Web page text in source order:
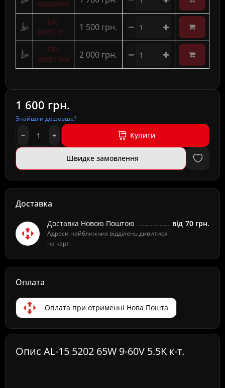
00000995
DR-
00001311
1 500 грн.
DR-
00001308
2 000 грн.
1 600 грн.
Знайшли дешевше?
Купити
Швидке замовлення
Доставка
Доставка Новою Поштою
Адреси найближчих відділень дивитися
на карті
від 70 грн.
Оплата
Оплата при отрименні Нова Пошта
Опис AL-15 5202 65W 9-60V 5.5K к-т.